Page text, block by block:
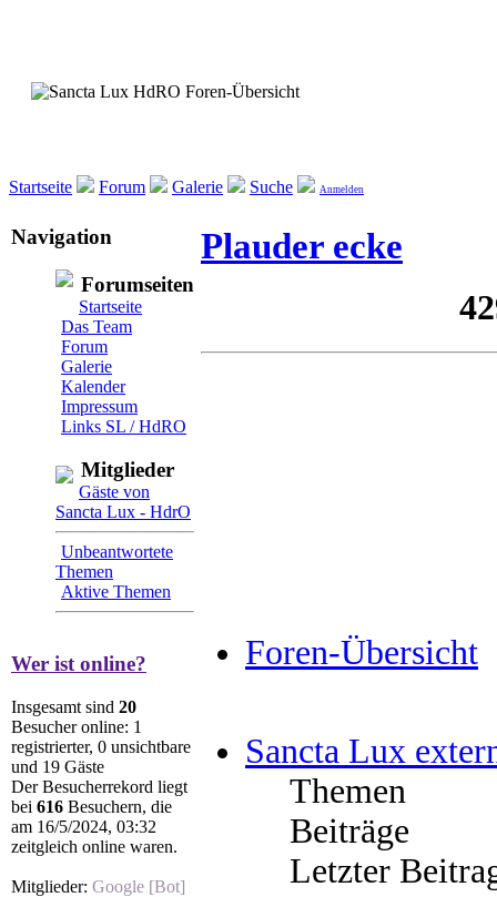
Startseite Forum Galerie Suche Anmelden
Navigation
Forumseiten
Startseite
Das Team
Forum
Galerie
Kalender
Impressum
Links SL / HdRO
Mitglieder
Gäste von
Sancta Lux - HdrO
Unbeantwortete
Themen
Aktive Themen
Wer ist online?
Insgesamt sind 20
Besucher online: 1
registrierter, 0 unsichtbare
und 19 Gäste
Der Besucherrekord liegt
bei 616 Besuchern, die
am 16/5/2024, 03:32
zeitgleich online waren.
Mitglieder: Google [Bot]
Plauder ecke
Foren-Übersicht
Sancta Lux
Themen
Beiträge
Letzter